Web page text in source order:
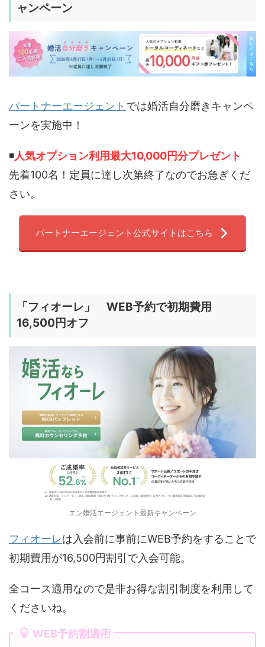
ャンペーン
パートナーエージェント では婚活自分磨きキャンペ
ーンを実施中！
◾️人気オプション利用最大10,000円分プレゼント
先着100名！定員に達し次第終了なのでお急ぎくだ
さい。
パートナーエージェント公式サイトはこちら
「フィオーレ 」 WEB予約で初期費用
16,500円オフ
エン婚活エージェント最新キャンペーン
フィオーレは入会前に事前にWEB予約をすることで
初期費用が16,500円割引で入会可能。
全コース適用なので是非お得な割引制度を利用して
くださいね。
WEB予約割適用